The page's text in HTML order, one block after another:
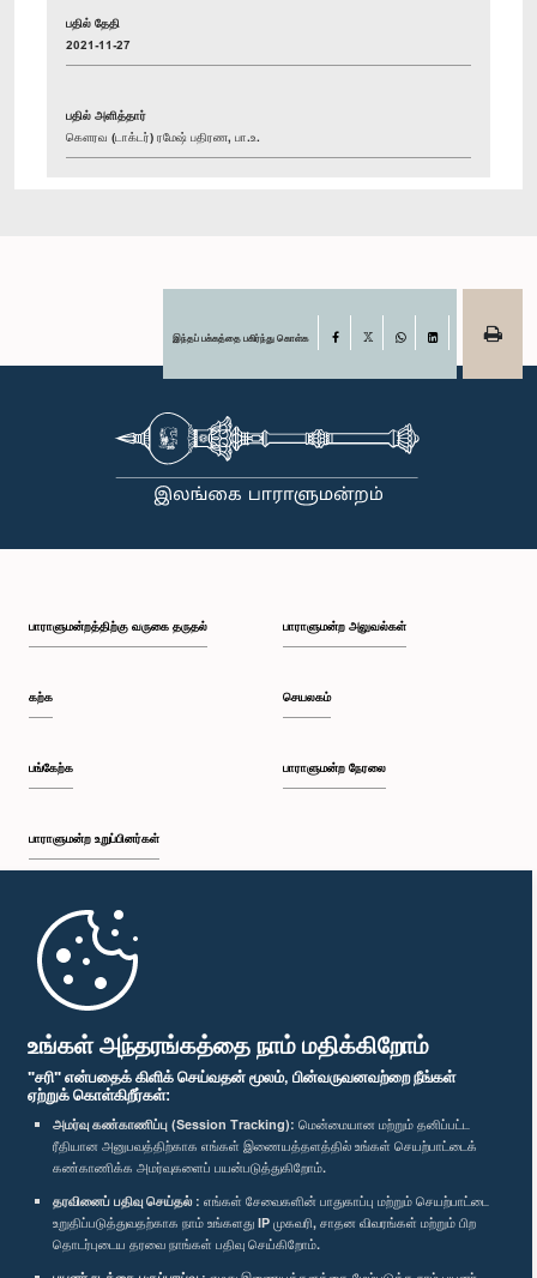
உங்கள் அந்தரங்கத்தை நாம் மதிக்கிறோம்
"சரி" என்பதைக் கிளிக் செய்வதன் மூலம், பின்வருவனவற்றை நீங்கள்
ஏற்றுக் கொள்கிறீர்கள்:
அமர்வு கண்காணிப்பு (Session Tracking): மென்மையான மற்றும் தனிப்பட்ட
ரீதியான அனுபவத்திற்காக எங்கள் இணையத்தளத்தில் உங்கள் செயற்பாட்டைக்
கண்காணிக்க அமர்வுகளைப் பயன்படுத்துகிறோம்.
தரவினைப் பதிவு செய்தல் : எங்கள் சேவைகளின் பாதுகாப்பு மற்றும் செயற்பாட்டை
உறுதிப்படுத்துவதற்காக நாம் உங்களது IP முகவரி, சாதன விவரங்கள் மற்றும் பிற
தொடர்புடைய தரவை நாங்கள் பதிவு செய்கிறோம்.
பதில் தேதி
2021-11-27
பதில் அளித்தார்
கௌரவ (டாக்டர்) ரமேஷ் பதிரண, பா.உ.
இந்தப் பக்கத்தை பகிர்ந்து கொள்க Facebook
பாராளுமன்றத்திற்கு வருகை தருதல்
கற்க
பங்கேற்க
பாராளுமன்ற உறுப்பினர்கள்
முதற்பக்கம்
பாராளுமன்ற அலுவல்கள்
செயலகம்
பாராளுமன்ற நேரலை
பாராளுமன்ற கையடக்க செயலி
எம்மை பின்தொடர்க :
விருதுகள்